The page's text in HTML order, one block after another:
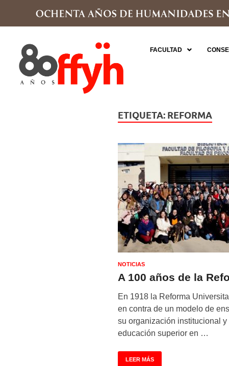
FACULTAD
ETIQUETA: REFORMA
NOTICIAS
A 100 años de la
En 1918 la Reforma
en contra de un modelo de
su organización institucional
educación superior en …
LEER MÁS